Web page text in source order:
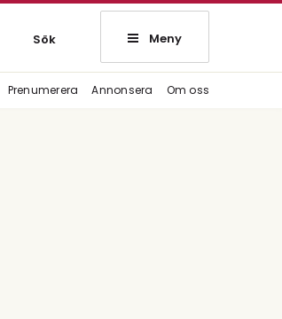
Sök Meny
Prenumerera Annonsera Om oss